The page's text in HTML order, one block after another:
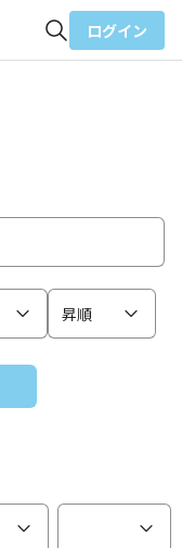
ログイン
昇順